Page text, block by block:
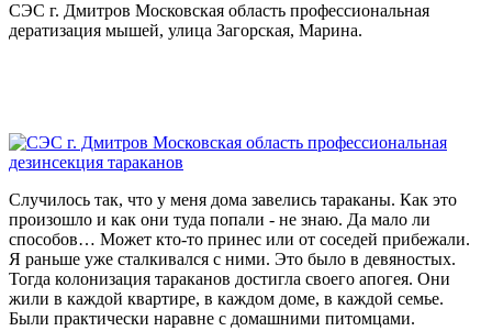
СЭС г. Дмитров Московская область профессиональная
дератизация мышей, улица Загорская, Марина.
Случилось так, что у меня дома завелись тараканы. Как это
произошло и как они туда попали - не знаю. Да мало ли
способов… Может кто-то принес или от соседей прибежали.
Я раньше уже сталкивался с ними. Это было в девяностых.
Тогда колонизация тараканов достигла своего апогея. Они
жили в каждой квартире, в каждом доме, в каждой семье.
Были практически наравне с домашними питомцами.